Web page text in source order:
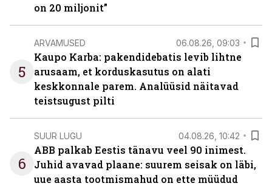
on 20 miljonit”
5
ARVAMUSED 06.08.26, 09:03
Kaupo Karba: pakendidebatis levib lihtne
arusaam, et korduskasutus on alati
keskkonnale parem. Analüüsid näitavad
teistsugust pilti
6
SUUR LUGU 04.08.26, 10:42
ABB palkab Eestis tänavu veel 90 inimest.
Juhid avavad plaane: suurem seisak on läbi,
uue aasta tootmismahud on ette müüdud